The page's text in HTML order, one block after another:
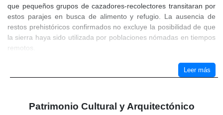
que pequeños grupos de cazadores-recolectores transitaran por
estos parajes en busca de alimento y refugio. La ausencia de
restos prehistóricos confirmados no excluye la posibilidad de que
la sierra haya sido utilizada por poblaciones nómadas en tiempos
remotos.
, la Sierra Norte de Madrid formaba parte de la
frontera entre los territorios musulmanes de al-Ándalus y los
de Buitrago estaba abandonada. La región quedó en un estado
Leer más
Patrimonio Cultural y Arquitectónico